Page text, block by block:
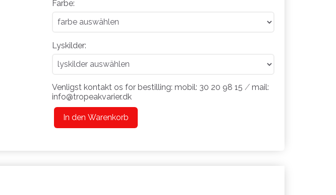
Farbe:
Lyskilder:
Venligst kontakt os for bestilling: mobil: 30 20 98 15 ⁄ mail:
info@tropeakvarier.dk
In den Warenkorb